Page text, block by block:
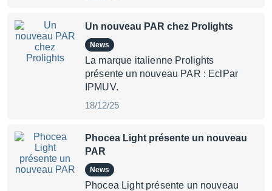
Un nouveau PAR chez Prolights
News
La marque italienne Prolights
présente un nouveau PAR : EclPar
IPMUV.
18/12/25
Phocea Light présente un nouveau
PAR
News
Phocea Light présente un nouveau